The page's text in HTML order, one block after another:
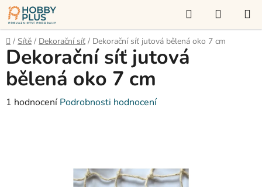
Přejít
na
obsah
Hledat
KOŠÍK
Domů
/ Sítě / Dekorační síť / Dekorační síť jutová bělená oko 7 cm
Dekorační síť jutová
bělená oko 7 cm
Průměrné
1 hodnocení Podrobnosti hodnocení